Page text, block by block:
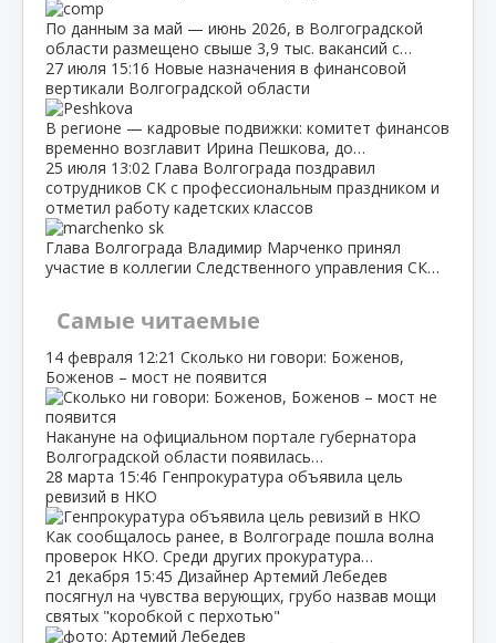
По данным за май — июнь 2026, в Волгоградской
области размещено свыше 3,9 тыс. вакансий с…
27 июля 15:16 Новые назначения в финансовой
вертикали Волгоградской области
В регионе — кадровые подвижки: комитет финансов
временно возглавит Ирина Пешкова, до…
25 июля 13:02 Глава Волгограда поздравил
сотрудников СК с профессиональным праздником и
отметил работу кадетских классов
Глава Волгограда Владимир Марченко принял
участие в коллегии Следственного управления СК…
Самые читаемые
14 февраля 12:21 Сколько ни говори: Боженов,
Боженов – мост не появится
Накануне на официальном портале губернатора
Волгоградской области появилась…
28 марта 15:46 Генпрокуратура объявила цель
ревизий в НКО
Как сообщалось ранее, в Волгограде пошла волна
проверок НКО. Среди других прокуратура…
21 декабря 15:45 Дизайнер Артемий Лебедев
посягнул на чувства верующих, грубо назвав мощи
святых "коробкой с перхотью"